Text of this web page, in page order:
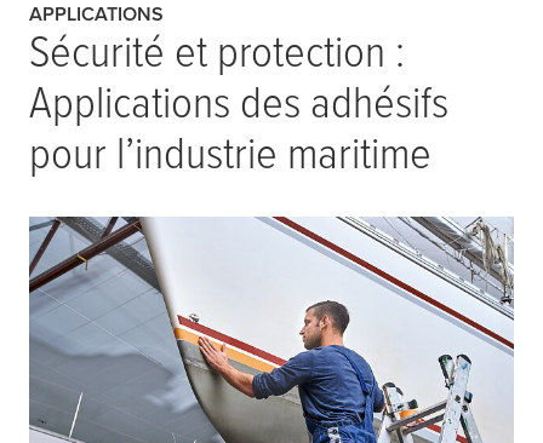
APPLICATIONS
Sécurité et protection :
Applications des adhésifs
pour l’industrie maritime